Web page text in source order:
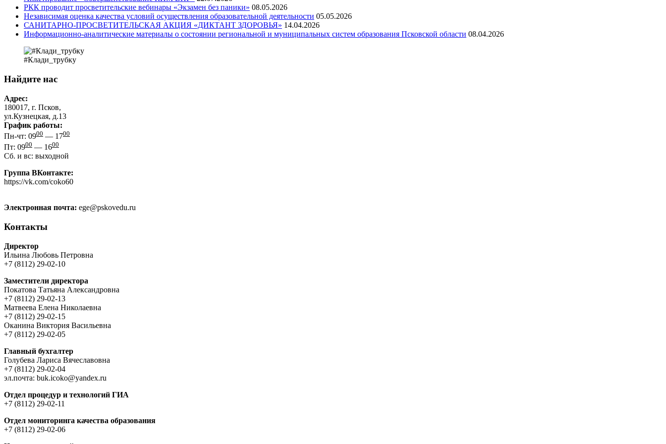
РКК проводит просветительские вебинары «Экзамен без паники» 08.05.2026
Независимая оценка качества условий осуществления образовательной деятельности 05.05.2026
САНИТАРНО-ПРОСВЕТИТЕЛЬСКАЯ АКЦИЯ «ДИКТАНТ ЗДОРОВЬЯ» 14.04.2026
Информационно-аналитические материалы о состоянии региональной и муниципальных систем образования Псковской области 08.04.2026
#Клади_трубку
Найдите нас
Адрес:
180017, г. Псков,
ул.Кузнецкая, д.13
График работы:
Пн-чт: 0900 — 1700
Пт: 0900 — 1600
Сб. и вс: выходной
Группа ВКонтакте:
https://vk.com/coko60
Электронная почта: ege@pskovedu.ru
Контакты
Директор
Ильина Любовь Петровна
+7 (8112) 29-02-10
Заместители директора
Покатова Татьяна Александровна
+7 (8112) 29-02-13
Матвеева Елена Николаевна
+7 (8112) 29-02-15
Оканина Виктория Васильевна
+7 (8112) 29-02-05
Главный бухгалтер
Голубева Лариса Вячеславовна
+7 (8112) 29-02-04
эл.почта: buk.icoko@yandex.ru
Отдел процедур и технологий ГИА
+7 (8112) 29-02-11
Отдел мониторинга качества образования
+7 (8112) 29-02-06